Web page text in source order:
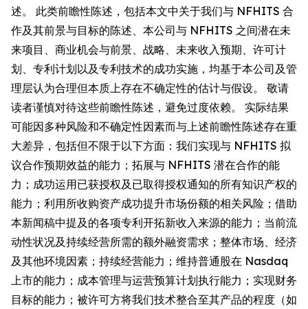
述。 此类前瞻性陈述，包括本文中关于我们与 NFHITS 合
作及其前景与目标的陈述、本公司与 NFHITS 之间潜在未
来项目、商业机会与前景、战略、未来收入预期、许可计
划、专利计划以及专利技术的成功实施，均基于本公司及管
理层认为合理但本质上存在不确定性的估计与假设。 敬请
读者谨慎对待这些前瞻性陈述，避免过度依赖。 实际结果
可能因多种风险和不确定性因素而与上述前瞻性陈述存在重
大差异，包括但不限于以下方面：我们实现与 NFHITS 拟
议合作预期效益的能力；拓展与 NFHITS 潜在合作的能
力；成功运用已获授权及已取得授权通知的所有知识产权的
能力；利用所收购资产成功提升市场份额的相关风险；借助
本新闻稿中提及的各项专利开拓新收入来源的能力；当前流
动性状况及持续经营所需的额外融资需求；整体市场、经济
及其他环境因素；持续经营能力；维持普通股在 Nasdaq
上市的能力；成本管理与运营预算计划执行能力；实现财务
目标的能力；被许可方将我们技术整合至其产品的程度（如